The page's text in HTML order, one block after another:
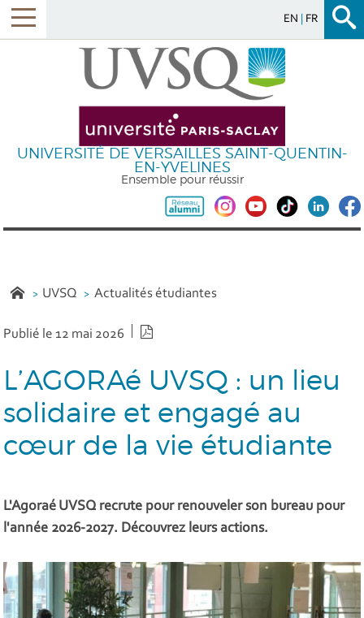
EN FR
UNIVERSITÉ DE VERSAILLES SAINT-QUENTIN-
EN-YVELINES
Ensemble pour réussir
UVSQ Actualités étudiantes
Publié le 12 mai 2026
L’AGORAé UVSQ : un lieu
solidaire et engagé au
cœur de la vie étudiante
L'Agoraé UVSQ recrute pour renouveler son bureau pour
l'année 2026-2027. Découvrez leurs actions.